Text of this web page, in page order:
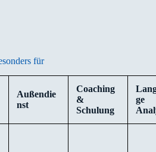
für
Außendie
nst
Coaching
&
Schulung
ge